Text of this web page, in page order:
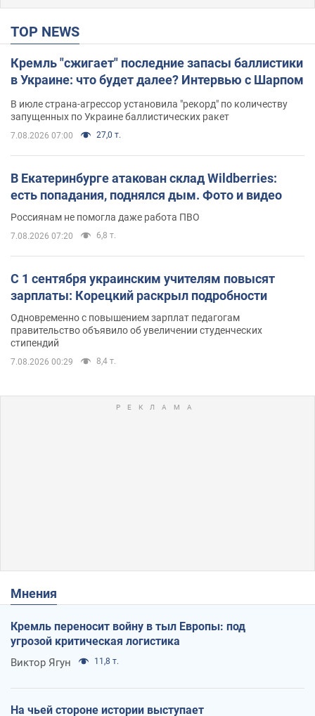
TOP NEWS
Кремль "сжигает" последние запасы баллистики
в Украине: что будет далее? Интервью с Шарпом
В июле страна-агрессор установила "рекорд" по количеству
запущенных по Украине баллистических ракет
7.08.2026 07:00 27,0 т.
В Екатеринбурге атакован склад Wildberries:
есть попадания, поднялся дым. Фото и видео
Россиянам не помогла даже работа ПВО
7.08.2026 07:20 6,8 т.
С 1 сентября украинским учителям повысят
зарплаты: Корецкий раскрыл подробности
Одновременно с повышением зарплат педагогам
правительство объявило об увеличении студенческих
стипендий
7.08.2026 00:29 8,4 т.
Мнения
Кремль переносит войну в тыл Европы: под
угрозой критическая логистика
Виктор Ягун 11,8 т.
На чьей стороне истории выступает